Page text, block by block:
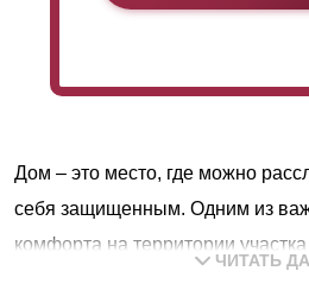
Дом – это место, где можно
себя защищенным. Одним из
комфорта на территории участка
ЧИТАТЬ